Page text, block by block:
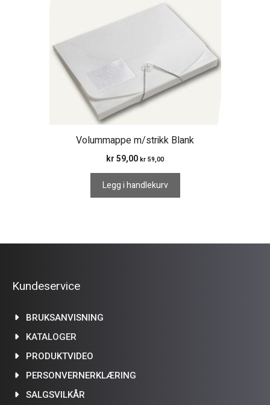
Volummappe m/strikk Blank
kr 59,00 kr 59,00
Legg i handlekurv
Kundeservice
BRUKSANVISNING
KATALOGER
PRODUKTVIDEO
PERSONVERNERKLÆRING
SALGSVILKÅR